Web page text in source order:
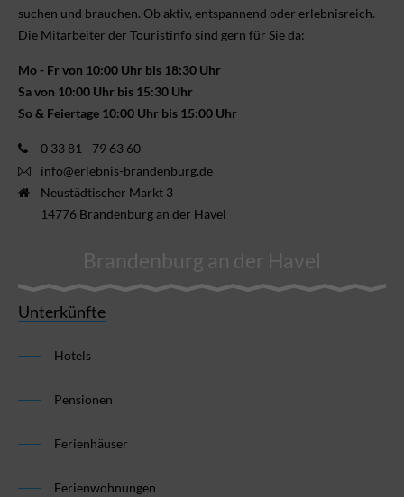
suchen und brauchen. Ob aktiv, ent­spannend oder erlebnis­reich.
Die Mitarbeiter der Touristinfo sind gern für Sie da:
Mo - Fr von 10:00 Uhr bis 18:30 Uhr
Sa von 10:00 Uhr bis 15:30 Uhr
So & Feiertage 10:00 Uhr bis 15:00 Uhr
0 33 81 - 79 63 60
info@erlebnis-brandenburg.de
Neustädtischer Markt 3
14776 Brandenburg an der Havel
Brandenburg an der Havel
Unterkünfte
Hotels
Pensionen
Ferienhäuser
Ferienwohnungen